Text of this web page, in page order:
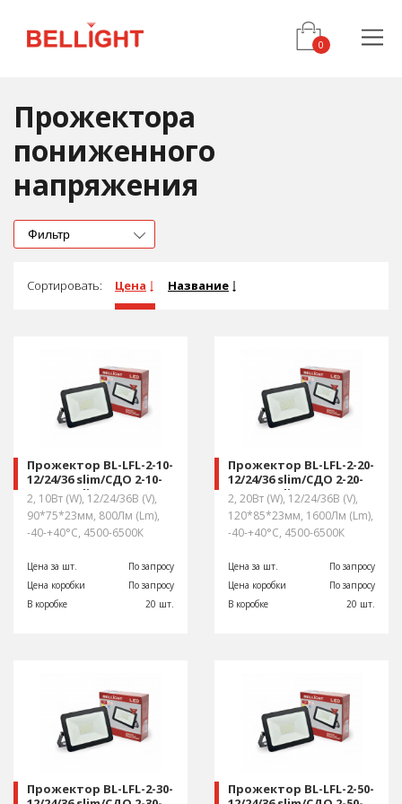
Прожектора
пониженного
напряжения
Фильтр
Сортировать: Цена Название
Прожектор BL-LFL-2-10-
12/24/36 slim/СДО 2-10-
12/24/36 slim, 4500 К,
6500К 800 Lm. IP65
2, 10Вт (W), 12/24/36В (V),
90*75*23мм, 800Лм (Lm),
-40-+40°С, 4500-6500К
Цена за шт.
По запросу
Цена коробки
По запросу
В коробке
20 шт.
Прожектор BL-LFL-2-20-
12/24/36 slim/СДО 2-20-
12/24/36 slim, 4500 К,
6500К 1600 Lm. IP65
2, 20Вт (W), 12/24/36В (V),
120*85*23мм, 1600Лм (Lm),
-40-+40°С, 4500-6500К
Цена за шт.
По запросу
Цена коробки
По запросу
В коробке
20 шт.
Прожектор BL-LFL-2-30-
Прожектор BL-LFL-2-50-